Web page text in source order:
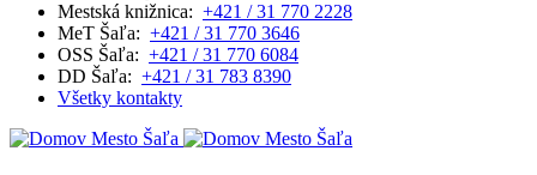
Mestská knižnica: +421 / 31 770 2228
MeT Šaľa: +421 / 31 770 3646
OSS Šaľa: +421 / 31 770 6084
DD Šaľa: +421 / 31 783 8390
Všetky kontakty